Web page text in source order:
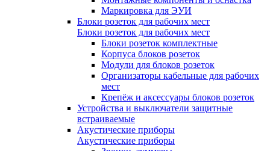
Маркировка для ЭУИ
Блоки розеток для рабочих мест
Блоки розеток для рабочих мест
Блоки розеток комплектные
Корпуса блоков розеток
Модули для блоков розеток
Организаторы кабельные для рабочих
мест
Крепёж и аксессуары блоков розеток
Устройства и выключатели защитные
встраиваемые
Акустические приборы
Акустические приборы